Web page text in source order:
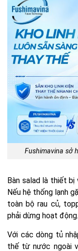
Fushimavina sở
Bàn salad là thiết bị
Nếu hệ thống lạnh
toàn bộ rau củ,
phải dừng hoạt động.
Với các dòng tủ
thế từ nước ngoài